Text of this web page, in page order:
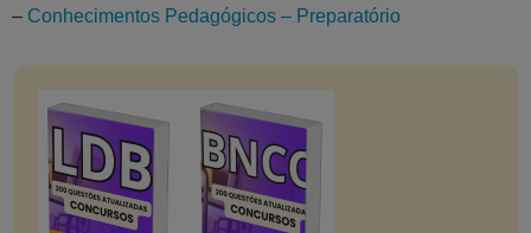
– Conhecimentos Pedagógicos – Preparatório